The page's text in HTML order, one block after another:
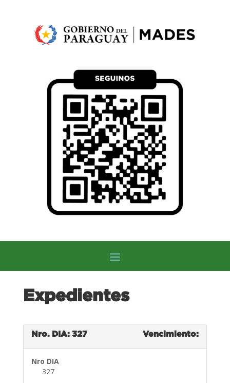
Expedientes
Nro. DIA: 327 Vencimiento:
Nro DIA
327